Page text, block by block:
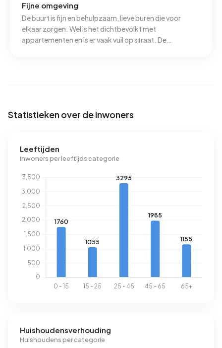
Fijne omgeving
De buurt is fijn en behulpzaam, lieve buren die voor
elkaar zorgen. Wel is het dichtbevolkt met
appartementen en is er vaak vuil op straat. De
Statistieken over de inwoners
Leeftijden
Inwoners per leeftijds categorie
Huishoudensverhouding
Huishoudens per categorie